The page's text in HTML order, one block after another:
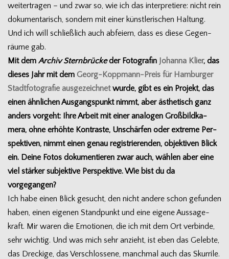
wei­ter­tra­gen – und zwar so, wie ich das inter­pre­tiere: nicht rein
doku­men­ta­risch, son­dern mit einer künst­le­ri­schen Hal­tung.
Und ich will schließ­lich auch abfei­ern, dass es diese Gegen­
räume gab.
Mit dem Archiv Stern­brü­ckeder Foto­gra­fin Johanna Klier, das
die­ses Jahr mit dem Georg-Koppmann-Preis für Ham­bur­ger
Stadt­fo­to­gra­fie aus­ge­zeich­netwurde, gibt es ein Pro­jekt, das
einen ähn­li­chen Aus­gangs­punkt nimmt, aber ästhe­tisch ganz
anders vor­geht: Ihre Arbeit mit einer ana­lo­gen Groß­bild­ka­
mera, ohne erhöhte Kon­traste, Unschär­fen oder extreme Per­
spek­ti­ven, nimmt einen genau regis­trie­ren­den, objek­ti­ven Blick
ein. Deine Fotos doku­men­tie­ren zwar auch, wäh­len aber eine
viel stär­ker sub­jek­tive Per­spek­tive. Wie bist du da
vorgegangen?
Ich habe einen Blick gesucht, den nicht andere schon gefun­den
haben, einen eige­nen Stand­punkt und eine eigene Aus­sa­ge­
kraft. Mir waren die Emo­tio­nen, die ich mit dem Ort ver­binde,
sehr wich­tig. Und was mich sehr anzieht, ist eben das Gelebte,
das Dre­ckige, das Ver­schlos­sene, manch­mal auch das Skur­rile.